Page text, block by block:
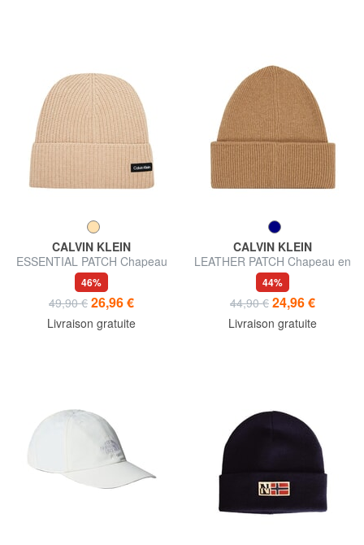
CALVIN KLEIN
ESSENTIAL PATCH Chapeau
en laine mélangée
46%
49,90 € 26,96 €
Livraison gratuite
CALVIN KLEIN
LEATHER PATCH Chapeau en
laine
44%
44,90 € 24,96 €
Livraison gratuite